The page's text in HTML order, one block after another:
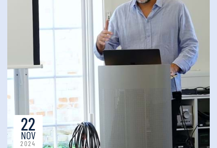
22
NOV
2024